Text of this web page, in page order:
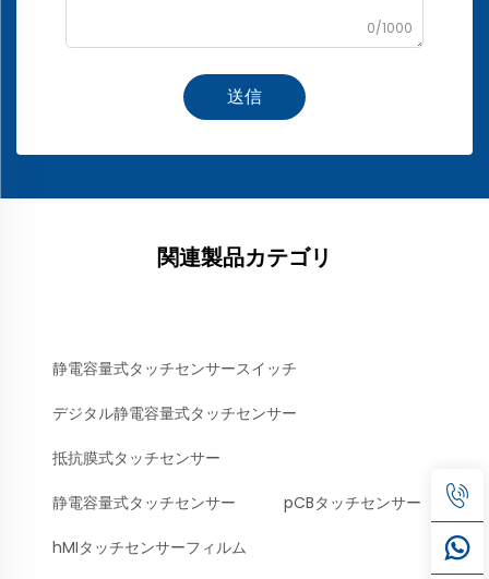
0/1000
送信
関連製品カテゴリ
静電容量式タッチセンサースイッチ
デジタル静電容量式タッチセンサー
抵抗膜式タッチセンサー
静電容量式タッチセンサー pCBタッチセンサー
hMIタッチセンサーフィルム